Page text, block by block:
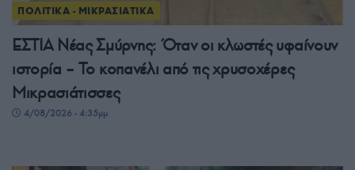
ΠΟΛΙΤΙΚΑ - ΜΙΚΡΑΣΙΑΤΙΚΑ
ΕΣΤΙΑ Νέας Σμύρνης: Όταν οι κλωστές υφαίνουν
ιστορία – Το κοπανέλι από τις χρυσοχέρες
Μικρασιάτισσες
4/08/2026 - 4:35μμ